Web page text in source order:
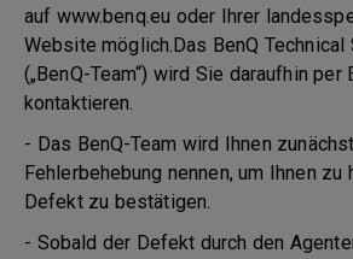
auf www.benq.eu oder Ihrer
Website möglich.Das BenQ Technical
(„BenQ-Team“) wird Sie daraufhin per
kontaktieren.
- Das BenQ-Team wird Ihnen
Fehlerbehebung nennen, um Ihnen zu
Defekt zu bestätigen.
- Sobald der Defekt durch den